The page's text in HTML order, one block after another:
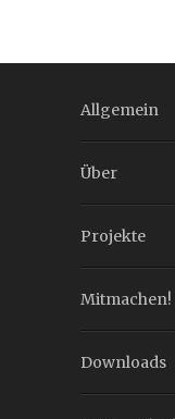
Allgemein
Über
Projekte
Mitmachen!
Downloads